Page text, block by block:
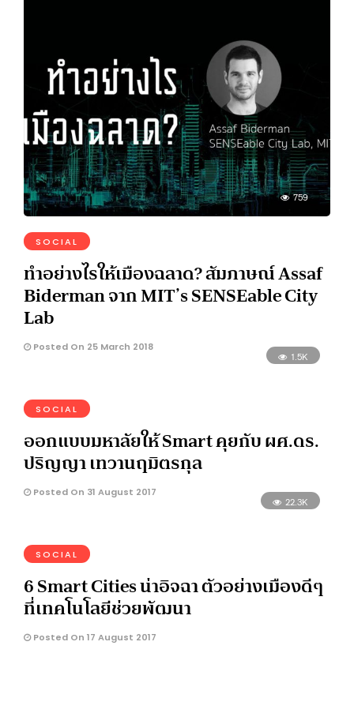
759
SOCIAL
ทำอย่างไรให้เมืองฉลาด? สัมภาษณ์ Assaf
Biderman จาก MIT’s SENSEable City
Lab
Posted On 25 March 2018
1.5K
SOCIAL
ออกแบบมหาลัยให้ Smart คุยกับ ผศ.ดร.
ปริญญา เทวานฤมิตรกุล
Posted On 31 August 2017
22.3K
SOCIAL
6 Smart Cities น่าอิจฉา ตัวอย่างเมืองดีๆ
ที่เทคโนโลยีช่วยพัฒนา
Posted On 17 August 2017